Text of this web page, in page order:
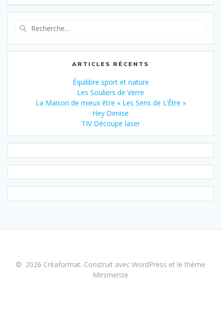
ARTICLES RÉCENTS
Équilibre sport et nature
Les Souliers de Verre
La Maison de mieux être « Les Sens de L’Être »
Hey Denise
TIV Découpe laser
© 2026 Créaformat. Construit avec WordPress et le thème
Mesmerize